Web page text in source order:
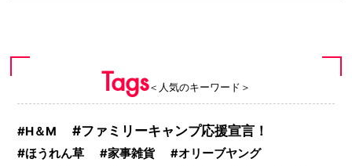
Tags＜人気のキーワード＞
H＆M ファミリーキャンプ応援宣言！
ほうれん草 家事雑貨 オリーブヤング